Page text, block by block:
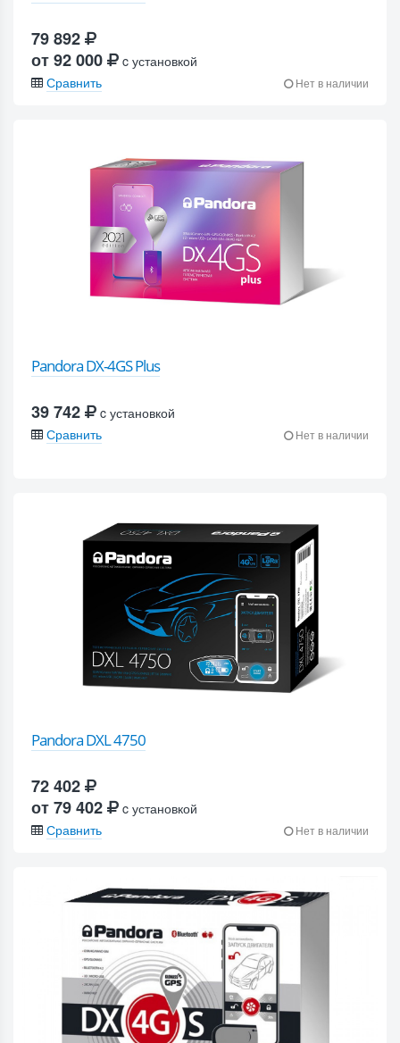
79 892
от 92 000
c установкой
Сравнить
Нет в наличии
Pandora DX-4GS Plus
39 742
c установкой
Сравнить
Нет в наличии
Pandora DXL 4750
72 402
от 79 402
c установкой
Сравнить
Нет в наличии